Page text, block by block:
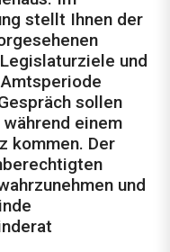
stellt Ihnen der
und
sollen
einem
kommen. Der
und